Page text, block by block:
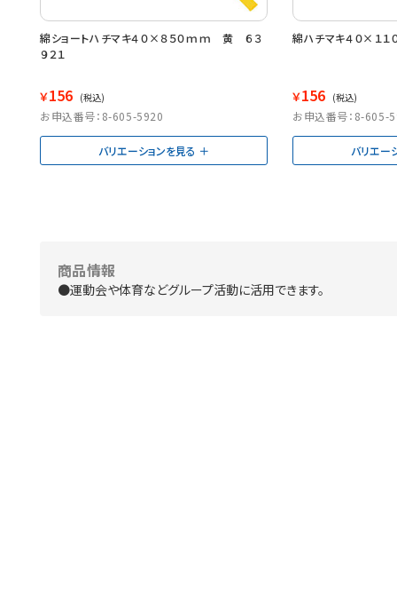
綿ショートハチマキ４０×８５０ｍｍ 黄 ６３
９２１
￥156 (税込)
お申込番号：8-605-5920
バリエーションを見る
綿ハチマキ４０×１
￥156 (税込)
お申込番号：8-605-
バリエー
商品情報
●運動会や体育などグループ活動に活用できます。